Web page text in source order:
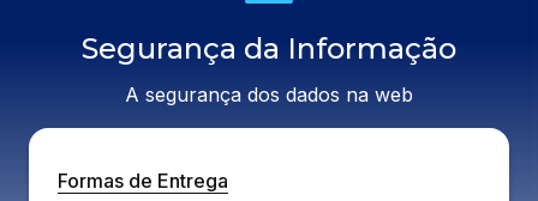
Segurança da Informação
A segurança dos dados na web
Formas de Entrega